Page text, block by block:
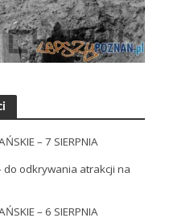
– 7 SIERPNIA
do odkrywania atrakcji na
– 6 SIERPNIA